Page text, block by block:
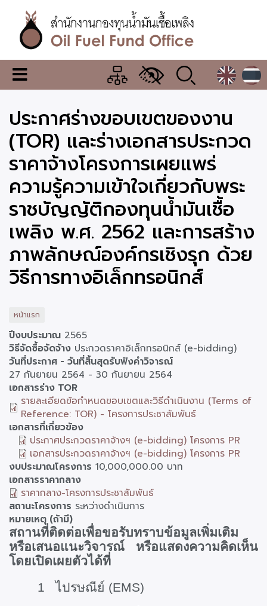
เนื้อหา
หลักสำนักงาน
กองทุน
น้ำมัน
เชื้อ
เพลิง
เมนู
เปลี่ยน
แสดง
ผล
ประกาศร่างขอบเขตของงาน
(TOR) และร่างเอกสารประกวด
ราคาจ้างโครงการเผยแพร่
ความรู้ความเข้าใจเกี่ยวกับพระ
ราชบัญญัติกองทุนน้ำมันเชื้อ
เพลิง พ.ศ. 2562 และการสร้าง
ภาพลักษณ์องค์กรเชิงรุก ด้วย
วิธีการทางอิเล็กทรอนิกส์
หน้าแรก
ปีงบประมาณ 2565
วิธีจัดซื้อจัดจ้าง ประกวดราคาอิเล็กทรอนิกส์ (e-bidding)
วันที่ประกาศ - วันที่สิ้นสุดรับฟังคำวิจารณ์
27 กันยายน 2564 - 30 กันยายน 2564
เอกสารร่าง TOR
รายละเอียดข้อกำหนดขอบเขตและวิธีดำเนินงาน (Terms of
Reference: TOR) - โครงการประชาสัมพันธ์
เอกสารที่เกี่ยวข้อง
ประกาศประกวดราคาจ้างฯ (e-bidding) โครงการ PR
เอกสารประกวดราคาจ้างฯ (e-bidding) โครงการ PR
งบประมาณโครงการ 10,000,000.00 บาท
เอกสารราคากลาง
ราคากลาง-โครงการประชาสัมพันธ์
สถานะโครงการ ระหว่างดำเนินการ
หมายเหตุ (ถ้ามี)
สถานที่ติดต่อเพื่อขอรับทราบข้อมูลเพิ่มเติม
หรือเสนอแนะวิจารณ์ หรือแสดงความคิดเห็น
โดยเปิดเผยตัวได้ที่
1 ไปรษณีย์ (EMS)